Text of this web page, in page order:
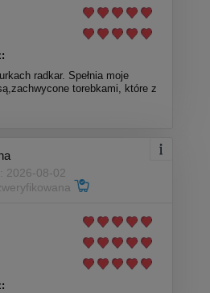
radkar. Spełnia moje
torebkami, które z
2026-08-02